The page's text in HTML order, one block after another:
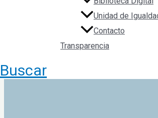
Unidad de
Contacto
Transparencia
Buscar